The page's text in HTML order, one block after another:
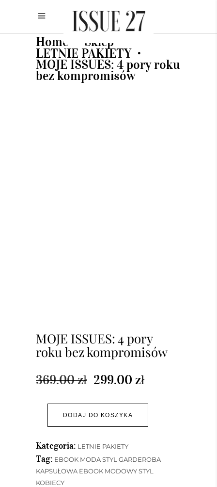
Home Sklep
LETNIE PAKIETY •
MOJE ISSUES: 4 pory roku
bez kompromisów
MOJE ISSUES: 4 pory
roku bez kompromisów
369.00zł 299.00 zł
DODAJ DO KOSZYKA
Kategoria: LETNIE PAKIETY
Tag: EBOOK MODA STYL GARDEROBA
KAPSUŁOWA EBOOK MODOWY STYL
KOBIECY